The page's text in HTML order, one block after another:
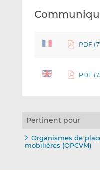
PDF
PDF
Pertinent pour
Organismes de
mobilières (OPCVM)